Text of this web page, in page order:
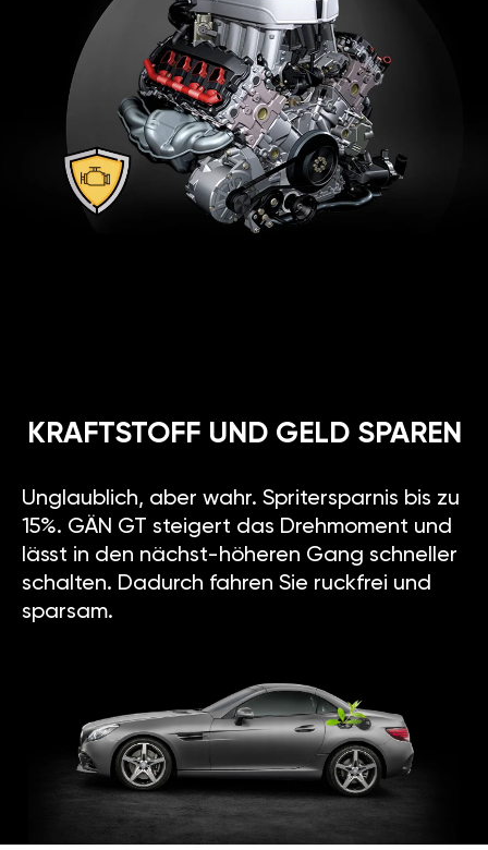
KRAFTSTOFF UND GELD SPAREN
Unglaublich, aber wahr. Spritersparnis bis zu
15%. GÄN GT steigert das Drehmoment und
lässt in den nächst-höheren Gang schneller
schalten. Dadurch fahren Sie ruckfrei und
sparsam.